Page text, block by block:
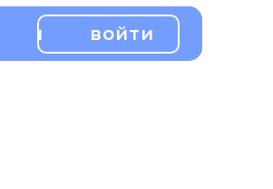
войти
войти